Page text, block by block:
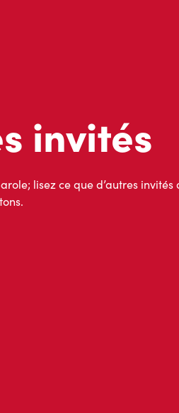
lisez ce que d’autres